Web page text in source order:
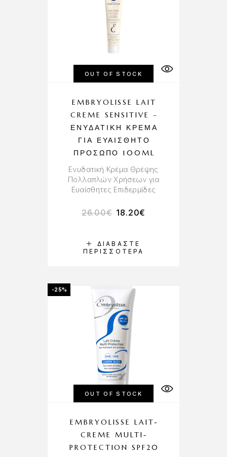
OUT OF STOCK
ΔΙΑΒΆΣΤΕ
ΠΕΡΙΣΣΌΤΕΡΑ
EMBRYOLISSE LAIT
CREME SENSITIVE –
ΕΝΥΔΑΤΙΚΉ ΚΡΈΜΑ
ΓΙΑ ΕΥΑΊΣΘΗΤΟ
ΠΡΌΣΩΠΟ 100ML
Ενυδατική Κρέμα Θρέψης
Πολλαπλών Χρήσεων για
Ευαίσθητες Επιδερμίδες
26.00€ 18.20€
-25%
OUT OF STOCK
EMBRYOLISSE LAIT-
CREME MULTI-
PROTECTION SPF20